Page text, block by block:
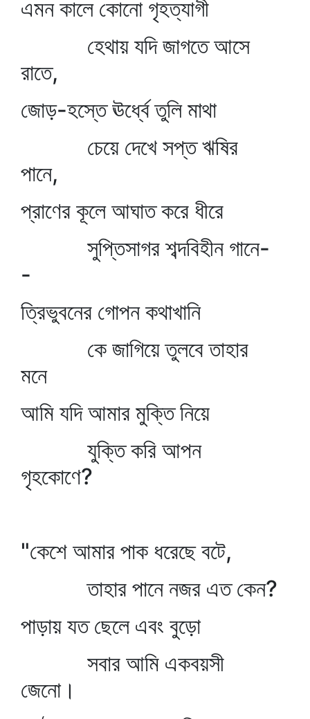
এমন কালে কোনো গৃহত্যাগী
হেথায় যদি জাগতে আসে
রাতে,
জোড়-হস্তে ঊর্ধ্বে তুলি মাথা
চেয়ে দেখে সপ্ত ঋষির
পানে,
প্রাণের কূলে আঘাত করে ধীরে
সুপ্তিসাগর শব্দবিহীন গানে-
-
ত্রিভুবনের গোপন কথাখানি
কে জাগিয়ে তুলবে তাহার
মনে
আমি যদি আমার মুক্তি নিয়ে
যুক্তি করি আপন
গৃহকোণে?
"কেশে আমার পাক ধরেছে বটে,
তাহার পানে নজর এত কেন?
পাড়ায় যত ছেলে এবং বুড়ো
সবার আমি একবয়সী
জেনো।